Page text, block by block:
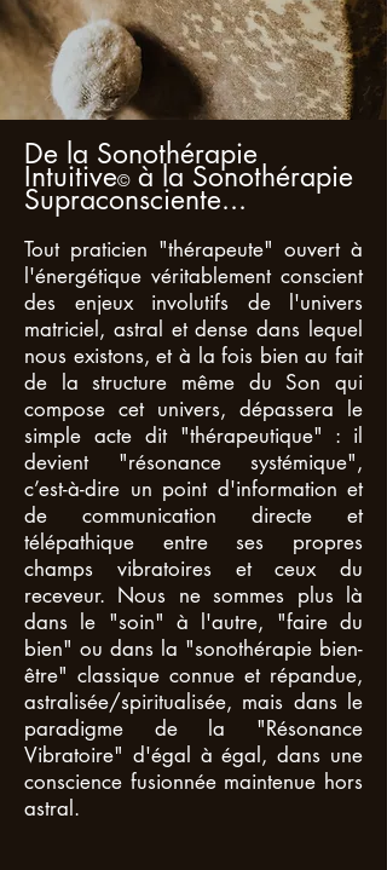
De la Sonothérapie
Intuitive©à la Sonothérapie
Supraconsciente...
Tout praticien "thérapeute" ouvert à
l'énergétique véritablement conscient
des enjeux involutifs de l'univers
matriciel, astral et dense dans lequel
nous existons, et à la fois bien au fait
de la structure même du Son qui
compose cet univers, dépassera le
simple acte dit "thérapeutique" : il
devient "résonance systémique",
c’est-à-dire un point d'information et
de communication directe et
télépathique entre ses propres
champs vibratoires et ceux du
receveur. Nous ne sommes plus là
dans le "soin" à l'autre, "faire du
bien" ou dans la "sonothérapie bien-
être" classique connue et répandue,
astralisée/spiritualisée, mais dans le
paradigme de la "Résonance
Vibratoire" d'égal à égal, dans une
conscience fusionnée maintenue hors
astral.